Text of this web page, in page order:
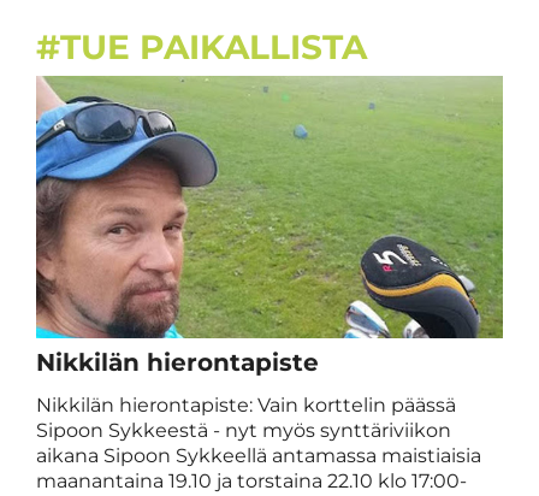
#TUE PAIKALLISTA
Nikkilän hierontapiste
Nikkilän hierontapiste: Vain korttelin päässä
Sipoon Sykkeestä - nyt myös synttäriviikon
aikana Sipoon Sykkeellä antamassa maistiaisia
maanantaina 19.10 ja torstaina 22.10 klo 17:00-